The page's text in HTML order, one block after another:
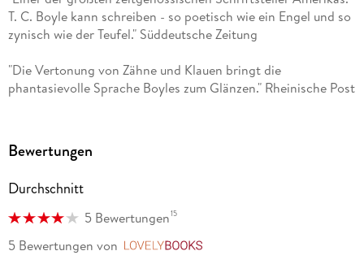
er sein Schauspielstudium an der Hochschule für
Schauspielkunst Ernst Busch. Er spielte in Weimar, Schwerin
sein Leinwanddebüt in dem Episodenfilm "Flirt", von 1999 bis
2001 gehörte Boris Aljinovic zum Ensemble der Krankenhaus-
erschien er zuletzt in "7 Zwerge - Männer allein im Wald"
(2004). 2007 wurde er mit dem Deutschen Hörbuchpreis als
Bester Interpret ausgezeichnet.
T. C. Boyle kann schreiben - so poetisch wie ein Engel und so
zynisch wie der Teufel." Süddeutsche Zeitung
"Die Vertonung von Zähne und Klauen bringt die
phantasievolle Sprache Boyles zum Glänzen." Rheinische Post
Bewertungen
Durchschnitt
5 Bewertungen15
5 Bewertungen von